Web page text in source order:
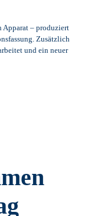
Apparat – produziert
Zusätzlich
und ein neuer